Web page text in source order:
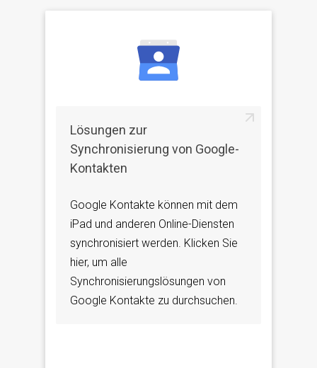
Lösungen zur
Synchronisierung von Google-
Kontakten
Google Kontakte können mit dem
iPad und anderen Online-Diensten
synchronisiert werden. Klicken Sie
hier, um alle
Synchronisierungslösungen von
Google Kontakte zu durchsuchen.